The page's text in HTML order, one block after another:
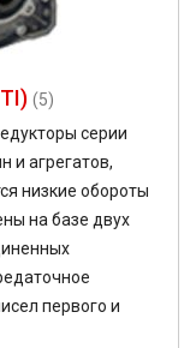
(5)
серии
и агрегатов,
низкие обороты
на базе двух
первого и